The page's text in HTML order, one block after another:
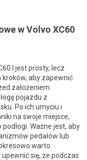
w Volvo XC60
I jest prosty, lecz
aby zapewnić
założeniem
pojazdu z
Po ich umyciu i
na swoje miejsce,
Ważne jest, aby
pedałów lub
warto
się, że podczas